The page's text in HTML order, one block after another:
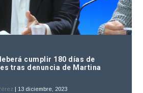
cumplir 180 días de
tras denuncia de Martina
| 13 diciembre, 2023